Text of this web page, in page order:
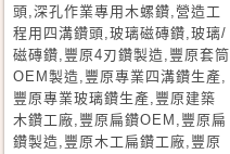
頭,深孔作業專用木螺鑽,營造工
程用四溝鑽頭,玻璃磁磚鑽,玻璃/
磁磚鑽,豐原4刃鑽製造,豐原套筒
OEM製造,豐原專業四溝鑽生產,
豐原專業玻璃鑽生產,豐原建築
木鑽工廠,豐原扁鑽OEM,豐原扁
鑽製造,豐原木工扁鑽工廠,豐原